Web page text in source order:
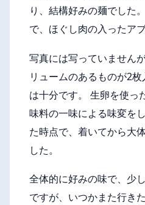
り、結構好みの麺でした
で、ほぐし肉の入ったア
写真には写っていません
リュームのあるものが2
は十分です。 生卵を使っ
味料の一味による味変を
た時点で、着いてから大
した。
全体的に好みの味で、少
ですが、いつかまた行き